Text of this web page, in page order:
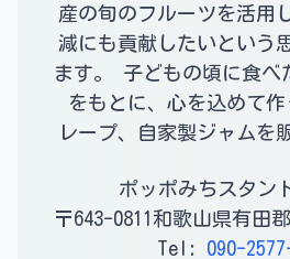
産の旬のフルーツを活用
減にも貢献したいという
ます。 子どもの頃に食べ
をもとに、心を込めて
レープ、自家製ジャムを
ポッポみちスタン
〒643-0811和歌山県有田
Tel: 090-